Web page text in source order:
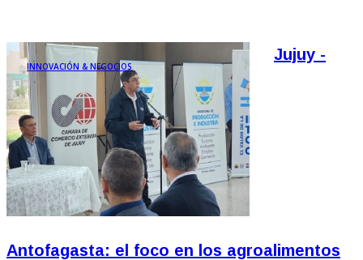
INNOVACIÓN & NEGOCIOS
Jujuy -
Antofagasta: el foco en los agroalimentos